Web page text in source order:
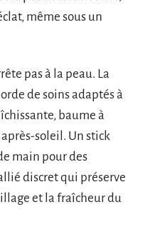
même sous un
pas à la peau. La
de soins adaptés à
baume à
soleil. Un stick
main pour des
discret qui préserve
et la fraîcheur du